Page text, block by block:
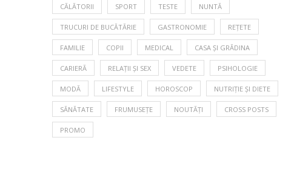
CĂLĂTORII SPORT TESTE NUNTĂ
TRUCURI DE BUCĂTĂRIE GASTRONOMIE REȚETE
FAMILIE COPII MEDICAL CASA ȘI GRĂDINA
CARIERĂ RELAȚII ȘI SEX VEDETE PSIHOLOGIE
MODĂ LIFESTYLE HOROSCOP NUTRIȚIE ȘI DIETE
SĂNĂTATE FRUMUSEȚE NOUTĂȚI CROSS POSTS
PROMO